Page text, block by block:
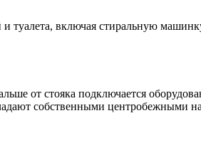
туалета, включая стиральную
от стояка подключается
собственными центробежными